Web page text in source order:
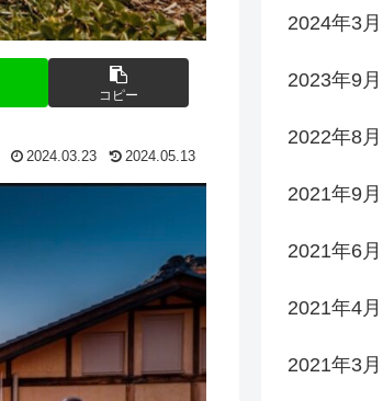
コピー
2024.03.23 2024.05.13
2024年3月
2023年9月
2022年8月
2021年9月
2021年6月
2021年4月
2021年3月